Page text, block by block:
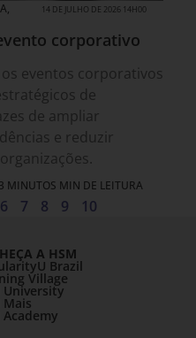
,
14 DE JULHO DE 2026 14H00
corporativo
eventos corporativos
de
de ampliar
e reduzir
3 MINUTOS MIN DE LEITURA
6 7 8 9 10
A HSM
Brazil
Village
University
Mais
Academy